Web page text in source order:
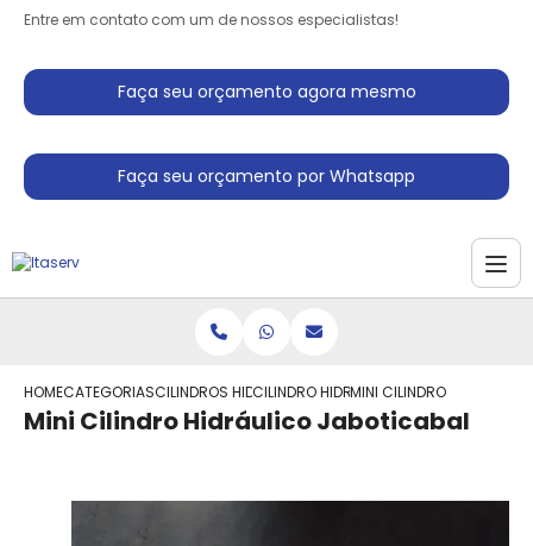
Entre em contato com um de nossos especialistas!
Faça seu orçamento agora mesmo
Faça seu orçamento por Whatsapp
HOMECATEGORIASCILINDROS HIDRAULICOCILINDRO HIDRAULICO TELESCOPICO
MINI CILINDRO
Mini Cilindro Hidráulico Jaboticabal